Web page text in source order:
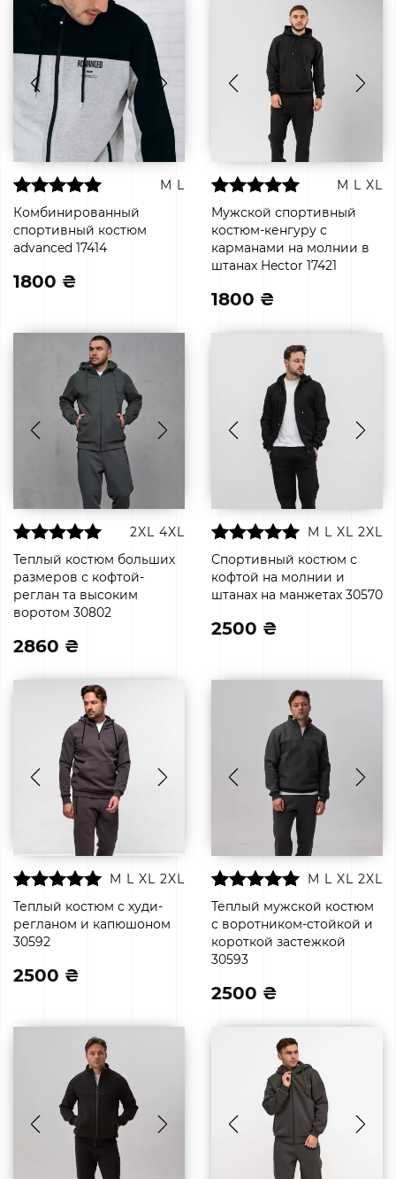
M L
Комбинированный
спортивный костюм
advanced 17414
1800 ₴
M L XL
Мужской спортивный
костюм-кенгуру с
карманами на молнии в
штанах Hector 17421
1800 ₴
2XL 4XL
Теплый костюм больших
размеров с кофтой-
реглан та высоким
воротом 30802
2860 ₴
M L XL 2XL
Спортивный костюм с
кофтой на молнии и
штанах на манжетах 30570
2500 ₴
M L XL 2XL
Теплый костюм с худи-
регланом и капюшоном
30592
2500 ₴
M L XL 2XL
Теплый мужской костюм
с воротником-стойкой и
короткой застежкой
30593
2500 ₴